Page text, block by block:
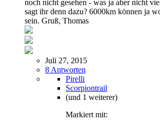
noch nicht gesehen - was ja aber nicht
sagt ihr denn dazu? 6000km können ja
sein. Gruß, Thomas
Juli 27, 2015
8 Antworten
Pirelli
Scorpiontrail
(und 1 weiterer)
Markiert mit: